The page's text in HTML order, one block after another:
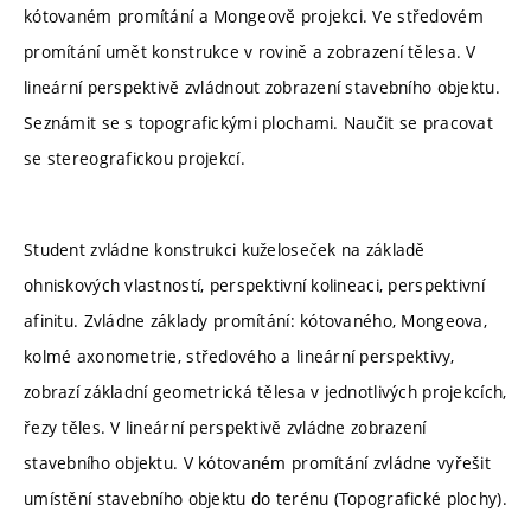
kótovaném promítání a Mongeově projekci. Ve středovém
promítání umět konstrukce v rovině a zobrazení tělesa. V
lineární perspektivě zvládnout zobrazení stavebního objektu.
Seznámit se s topografickými plochami. Naučit se pracovat
se stereografickou projekcí.
Student zvládne konstrukci kuželoseček na základě
ohniskových vlastností, perspektivní kolineaci, perspektivní
afinitu. Zvládne základy promítání: kótovaného, Mongeova,
kolmé axonometrie, středového a lineární perspektivy,
zobrazí základní geometrická tělesa v jednotlivých projekcích,
řezy těles. V lineární perspektivě zvládne zobrazení
stavebního objektu. V kótovaném promítání zvládne vyřešit
umístění stavebního objektu do terénu (Topografické plochy).